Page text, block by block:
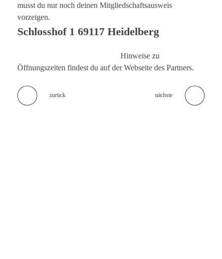
musst du nur noch deinen Mitgliedschaftsausweis
vorzeigen.
Schlosshof 1 69117 Heidelberg
Hinweise zu
Öffnungszeiten findest du auf der Webseite des Partners.
zurück nächste